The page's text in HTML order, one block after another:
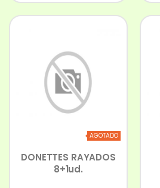
AGOTADO
DONETTES RAYADOS
8+1ud.